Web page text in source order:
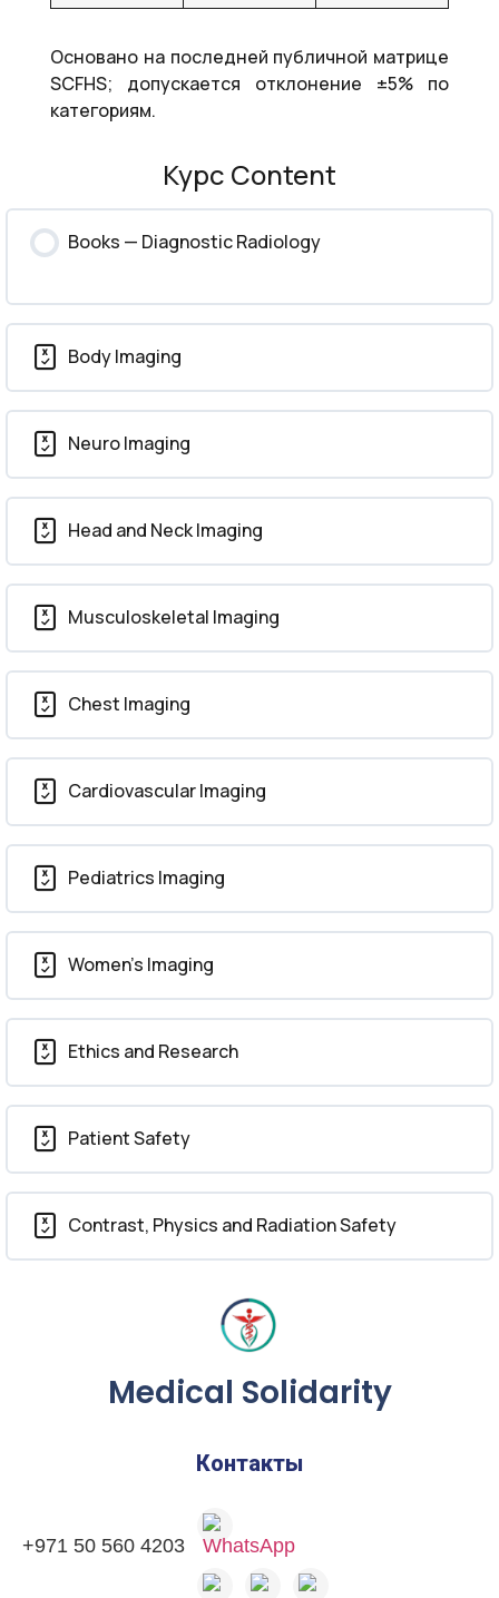
Основано на последней публичной матрице
SCFHS; допускается отклонение ±5% по
категориям.
Курс Content
Books — Diagnostic Radiology
Body Imaging
Neuro Imaging
Head and Neck Imaging
Musculoskeletal Imaging
Chest Imaging
Cardiovascular Imaging
Pediatrics Imaging
Women’s Imaging
Ethics and Research
Patient Safety
Contrast, Physics and Radiation Safety
Medical Solidarity
Контакты
+971 50 560 4203